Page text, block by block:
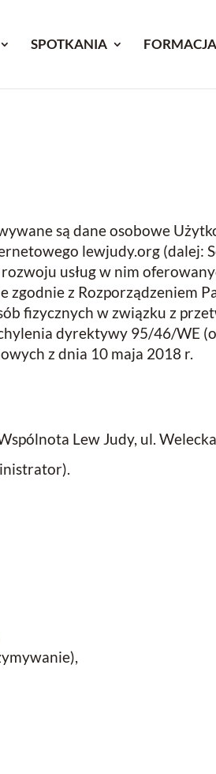
SPOTKANIA FORMACJA
są dane osobowe
lewjudy.org (dalej:
usług w nim
zgodnie z Rozporządzeniem
fizycznych w związku z
dyrektywy 95/46/WE
z dnia 10 maja 2018 r.
Lew Judy, ul.